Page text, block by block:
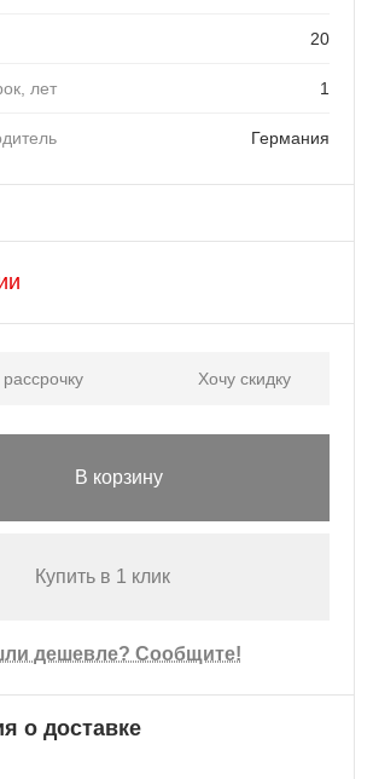
20
лет 1
Германия
Хочу скидку
В корзину
Купить в 1 клик
дешевле? Сообщите!
о доставке